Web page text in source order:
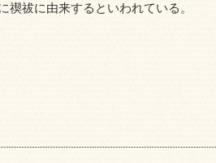
禊祓に由来するといわれている。